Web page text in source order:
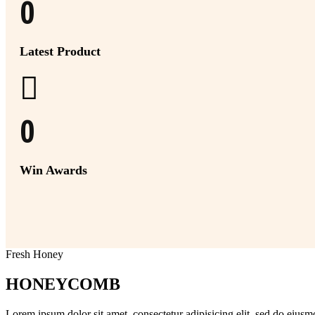
0
Latest Product
0
Win Awards
Fresh Honey
HONEYCOMB